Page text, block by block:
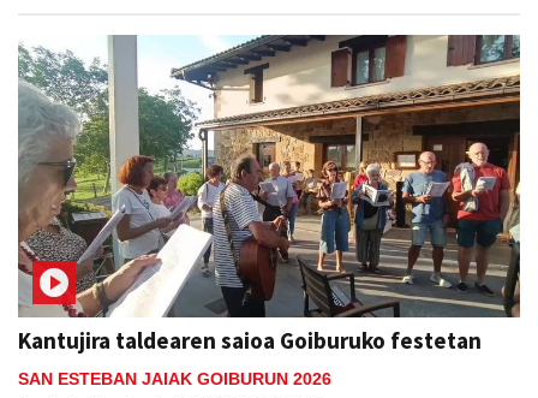
Kantujira taldearen saioa Goiburuko festetan
SAN ESTEBAN JAIAK GOIBURUN 2026